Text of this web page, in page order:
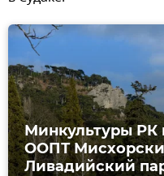
Минкультуры РК
ООПТ
Ливадийский